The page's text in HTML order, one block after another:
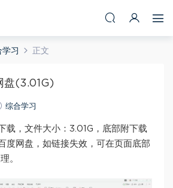
学习 正文
盘(3.01G)
综合学习
载，文件大小：3.01G，底部附下载
度网盘，如链接失效，可在页面底部
。